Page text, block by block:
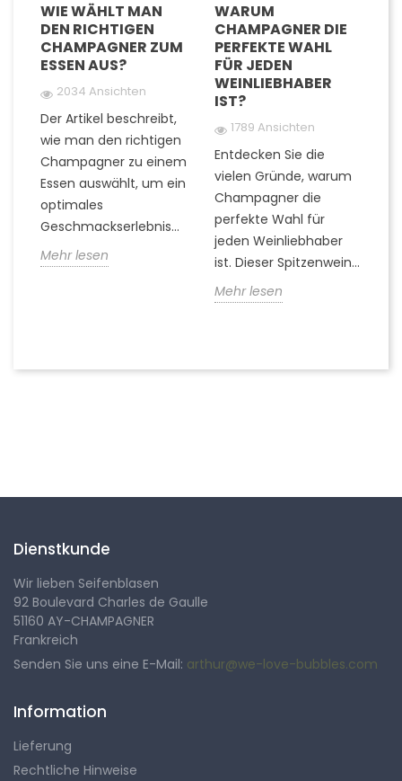
WIE WÄHLT MAN
DEN RICHTIGEN
CHAMPAGNER ZUM
ESSEN AUS?
2034 Ansichten
Der Artikel beschreibt,
wie man den richtigen
Champagner zu einem
Essen auswählt, um ein
optimales
Geschmackserlebnis...
Mehr lesen
WARUM
CHAMPAGNER DIE
PERFEKTE WAHL
FÜR JEDEN
WEINLIEBHABER
IST?
1789 Ansichten
Entdecken Sie die
vielen Gründe, warum
Champagner die
perfekte Wahl für
jeden Weinliebhaber
ist. Dieser Spitzenwein...
Mehr lesen
Dienstkunde
Wir lieben Seifenblasen
92 Boulevard Charles de Gaulle
51160 AY-CHAMPAGNER
Frankreich
Senden Sie uns eine E-Mail: arthur@we-love-bubbles.com
Information
Lieferung
Rechtliche Hinweise